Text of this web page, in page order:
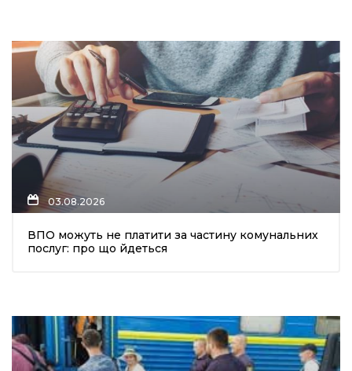
03.08.2026
ВПО можуть не платити за частину комунальних
послуг: про що йдеться